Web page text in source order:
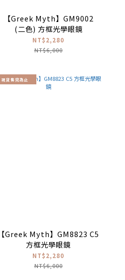
【Greek Myth】GM9002
(二色) 方框光學眼鏡
NT$2,280
NT$6,000
現貨售完為止
【Greek Myth】GM8823 C5
方框光學眼鏡
NT$2,280
NT$6,000